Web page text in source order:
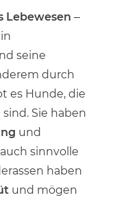
Lebewesen –
seine
durch
es Hunde, die
Sie haben
und
sinnvolle
haben
und mögen